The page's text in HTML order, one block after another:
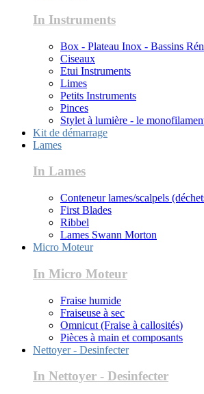
In Instruments
Box - Plateau Inox - Bassins
Ciseaux
Etui Instruments
Limes
Petits Instruments
Pinces
Stylet à lumière - le
Kit de démarrage
Lames
In Lames
Conteneur lames/scalpels
First Blades
Ribbel
Lames Swann Morton
Micro Moteur
In Micro Moteur
Fraise humide
Fraiseuse à sec
Omnicut (Fraise à callosités)
Pièces à main et composants
Nettoyer - Desinfecter
In Nettoyer - Desinfecter